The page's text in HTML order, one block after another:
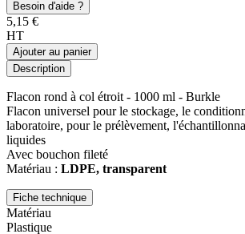
Besoin d'aide ?
5,15 €
HT
Ajouter au panier
Description
Flacon rond à col étroit - 1000 ml - Burkle
Flacon universel pour le stockage, le
laboratoire, pour le prélèvement,
liquides
Avec bouchon fileté
Matériau : LDPE, transparent
Fiche technique
Matériau
Plastique